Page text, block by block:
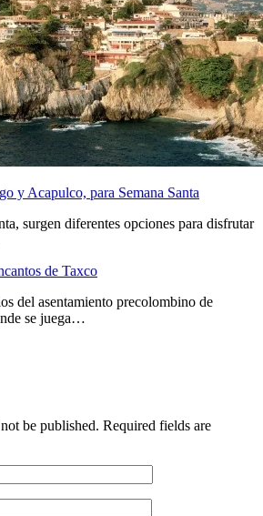
y Acapulco, para Semana Santa
surgen diferentes opciones para disfrutar
de Taxco
del asentamiento precolombino de
se juega…
be published. Required fields are